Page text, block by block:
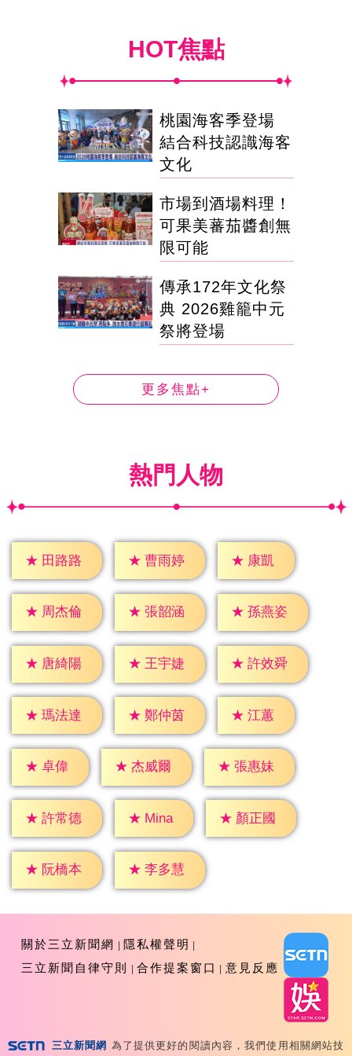
HOT焦點
桃園海客季登場
結合科技認識海客
文化
市場到酒場料理！
可果美蕃茄醬創無
限可能
傳承172年文化祭
典 2026雞籠中元
祭將登場
更多焦點+
熱門人物
★ 田路路 ★ 曹雨婷 ★ 康凱
★ 周杰倫 ★ 張韶涵 ★ 孫燕姿
★ 唐綺陽 ★ 王宇婕 ★ 許效舜
★ 瑪法達 ★ 鄭仲茵 ★ 江蕙
★ 卓偉 ★ 杰威爾 ★ 張惠妹
★ 許常德 ★ Mina ★ 顏正國
★ 阮橋本 ★ 李多慧
關於三立新聞網
隱私權聲明
三立新聞自律守則
合作提案窗口 意見反應
三立新聞網 為了提供更好的閱讀內容，我們使用相關網站技